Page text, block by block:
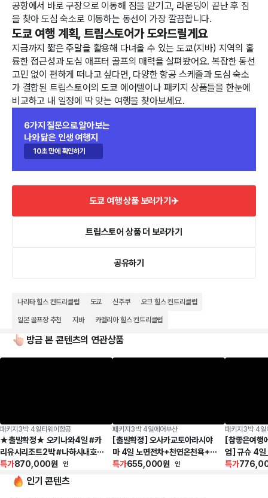
공항에서 바로 구장으로 이동해 짐을 맡기고, 라운딩이 끝난 후 짐
을 찾아 도심 숙소로 이동하는 동선이 가장 깔끔합니다.
도쿄 여행 계획, 트립스토어가 도와드릴게요
지금까지 짧은 주말을 활용해 다녀올 수 있는 도쿄(지바) 지역의 훌
륭한 접근성과 도심 애프터 골프의 매력을 살펴봤어요. 복잡한 동선
고민 없이 편하게 떠나고 싶다면, 다양한 항공 스케줄과 도심 숙소
가 결합된 트립스토어의 도쿄 에어텔이나 패키지 상품들을 한눈에
비교하고 내 일정에 딱 맞는 여행을 찾아보세요.
6가지 질문으로 알아보는
나와 닮은 인생 여행지
10초 만에 확인하기
도쿄 여행 상품 보러가기✈️
트립스토어 상품 더 보러가기
공유하기
나리타 힐스 컨트리클럽 도쿄 신주쿠 오크 힐스 컨트리클럽
일본 골프장 추천 지바 카멜리아 힐스 컨트리클럽
방금 본 콘텐츠의 연관상품
패키지3박 4일티웨이항공
★출발확정★ 오키나와4일 #카
리유시리조트2박 #나하시내호텔
#토반야끼정식 #오키나와월드 #
키즈존 #1일자유
특가870,000원 인
패키지3박 4일에어부산
[출발확정] 오사카교토아라시야
마 4일 노면전차+천연온천욕+1
일자유
특가655,000원 인
패키지3박 4일
[참좋은여행
엄] 규슈 4일
+아마쿠사
특가
인기 콘텐츠